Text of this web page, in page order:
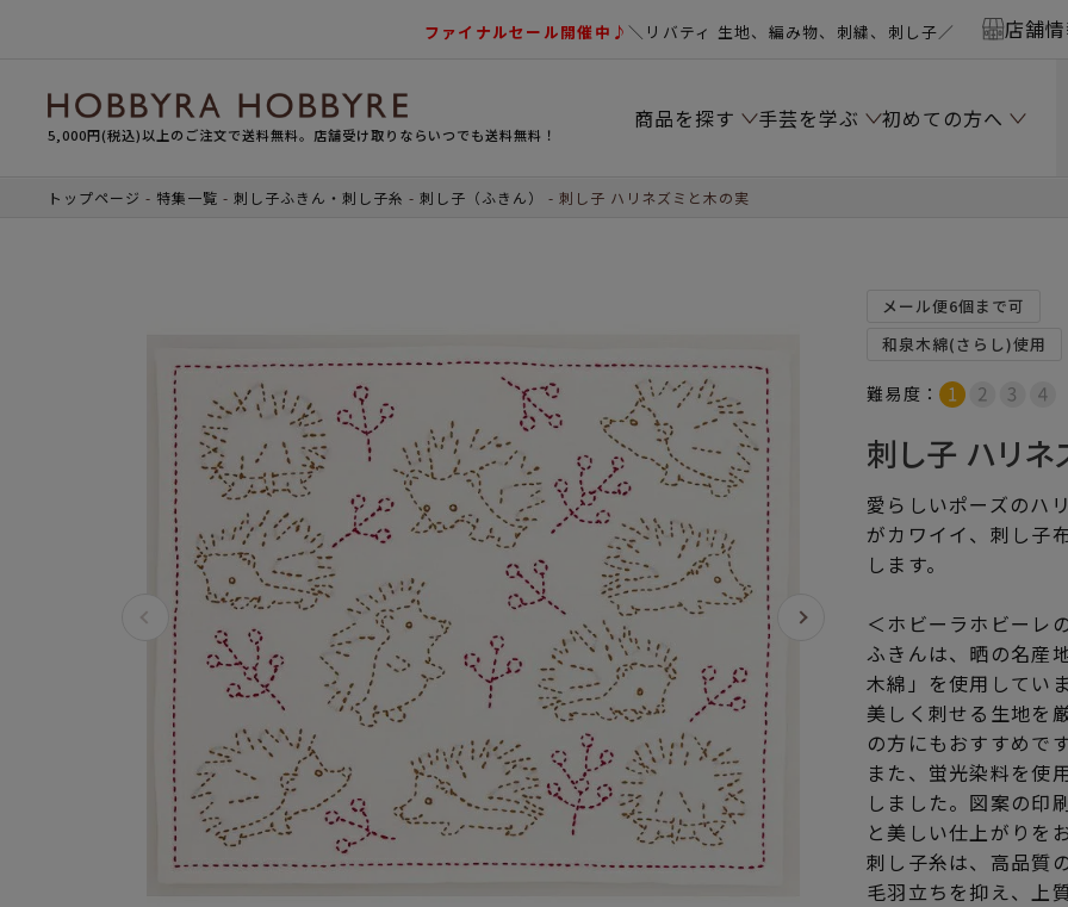
ファイナルセール開催中♪＼リバティ 生地、編み物、刺繍、刺し子／ 店舗
5,000円(税込)以上のご注文で送料無料。店舗受け取りならいつでも送料無料！
商品を探す 手芸を学ぶ 初めての方へ
トップページ 特集一覧 刺し子ふきん・刺し子糸 刺し子（ふきん） 刺し子 ハリネズミと木の実
メール便6個まで可
和泉木綿(さらし)使用
難易度：
刺し子 ハリネ
愛らしいポーズのハ
がカワイイ、刺し子
します。
＜ホビーラホビーレ
ふきんは、晒の名産
木綿」を使用してい
美しく刺せる生地を
の方にもおすすめです
また、蛍光染料を使
しました。図案の印
と美しい仕上がりを
刺し子糸は、高品質
毛羽立ちを抑え、上